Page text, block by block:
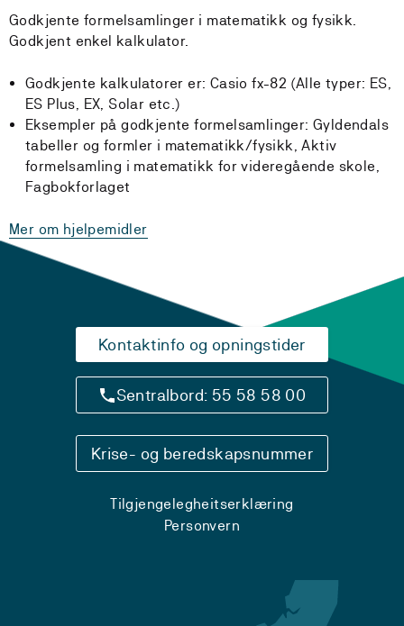
Godkjente formelsamlinger i matematikk og fysikk.
Godkjent enkel kalkulator.
Godkjente kalkulatorer er: Casio fx-82 (Alle typer: ES,
ES Plus, EX, Solar etc.)
Eksempler på godkjente formelsamlinger: Gyldendals
tabeller og formler i matematikk/fysikk, Aktiv
formelsamling i matematikk for videregående skole,
Fagbokforlaget
Mer om hjelpemidler
Kontaktinfo og opningstider
Sentralbord: 55 58 58 00
Krise- og beredskapsnummer
Tilgjengelegheitserklæring
Personvern